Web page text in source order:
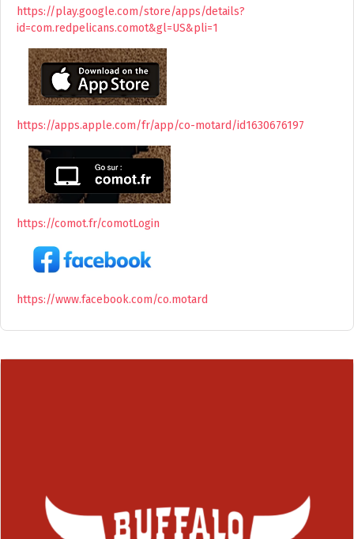
https://play.google.com/store/apps/details?
id=com.redpelicans.comot&gl=US&pli=1
https://apps.apple.com/fr/app/co-motard/id1630676197
https://comot.fr/comotLogin
https://www.facebook.com/co.motard